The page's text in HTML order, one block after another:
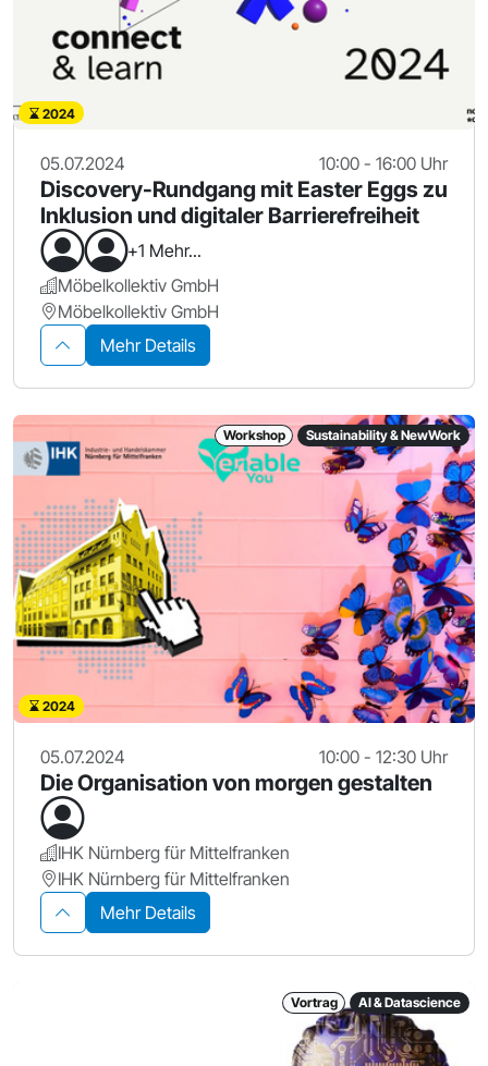
2024
05.07.2024 10:00 - 16:00 Uhr
Discovery-Rundgang mit Easter Eggs zu
Inklusion und digitaler Barrierefreiheit
+1 Mehr...
Möbelkollektiv GmbH
Möbelkollektiv GmbH
Mehr Details
Workshop Sustainability & NewWork
2024
05.07.2024 10:00 - 12:30 Uhr
Die Organisation von morgen gestalten
IHK Nürnberg für Mittelfranken
IHK Nürnberg für Mittelfranken
Mehr Details
Vortrag AI & Datascience